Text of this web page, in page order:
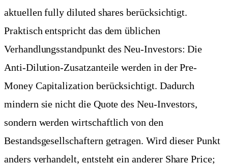
aktuellen fully diluted shares berücksichtigt.
Praktisch entspricht das dem üblichen
Verhandlungsstandpunkt des Neu-Investors: Die
Anti-Dilution-Zusatzanteile werden in der Pre-
Money Capitalization berücksichtigt. Dadurch
mindern sie nicht die Quote des Neu-Investors,
sondern werden wirtschaftlich von den
Bestandsgesellschaftern getragen. Wird dieser Punkt
anders verhandelt, entsteht ein anderer Share Price;